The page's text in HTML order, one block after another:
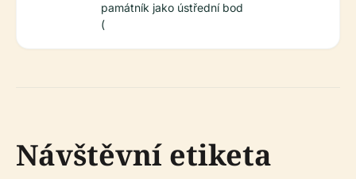
památník jako ústřední bod
(
Návštěvní etiketa